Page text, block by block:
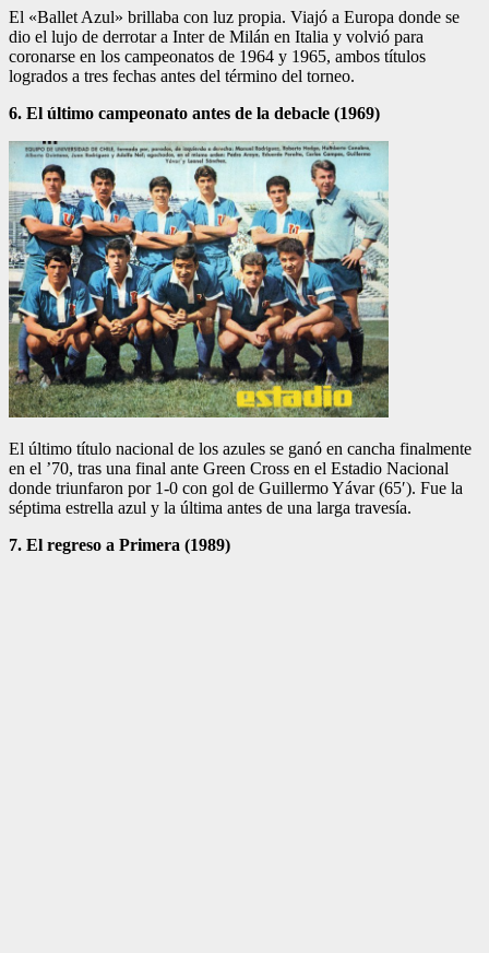
El «Ballet Azul» brillaba con luz propia. Viajó a Europa donde se
dio el lujo de derrotar a Inter de Milán en Italia y volvió para
coronarse en los campeonatos de 1964 y 1965, ambos títulos
logrados a tres fechas antes del término del torneo.
6. El último campeonato antes de la debacle (1969)
El último título nacional de los azules se ganó en cancha finalmente
en el ’70, tras una final ante Green Cross en el Estadio Nacional
donde triunfaron por 1-0 con gol de Guillermo Yávar (65′). Fue la
séptima estrella azul y la última antes de una larga travesía.
7. El regreso a Primera (1989)